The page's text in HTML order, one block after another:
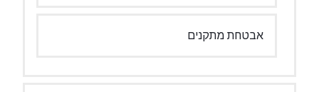
אבטחת מתקנים